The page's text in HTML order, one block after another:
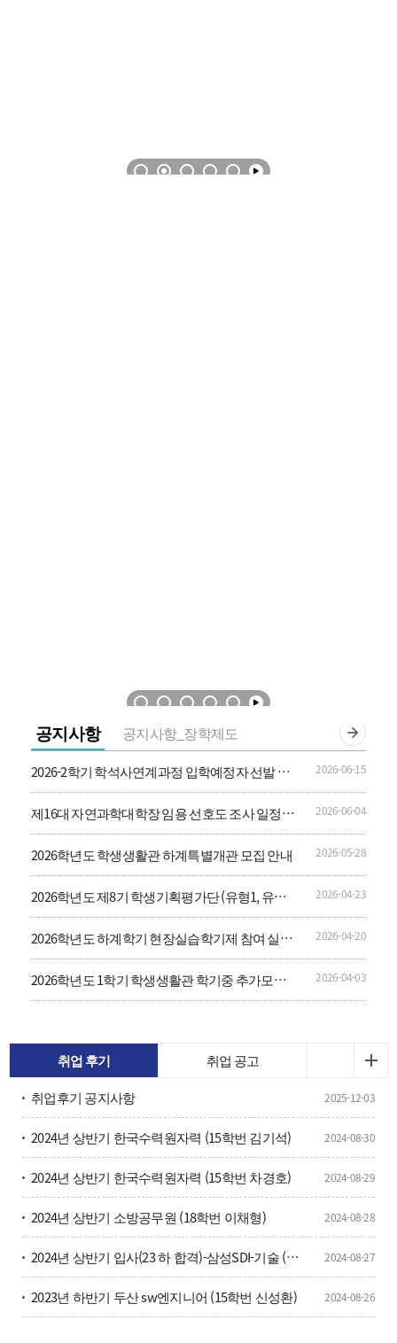
공지사항 공지사항_장학제도
2026-2학기 학석사연계과정 입학예정자 선발 안
내
2026-06-15
제16대 자연과학대학장 임용 선호도 조사 일정
공고
2026-06-04
2026학년도 학생생활관 하계특별개관 모집 안내 2026-05-28
2026학년도 제8기 학생기획평가단 (유형1, 유형
2) 모집 안내
2026-04-23
2026학년도 하계학기 현장실습학기제 참여 실습
생 모집 안내
2026-04-20
2026학년도 1학기 학생생활관 학기중 추가모집
(2차) 안내
2026-04-03
취업 후기
취업 공고
취업후기 공지사항
2025-12-03
2024년 상반기 한국수력원자력 (15학번 김기석) 2024-08-30
2024년 상반기 한국수력원자력 (15학번 차경호) 2024-08-29
2024년 상반기 소방공무원 (18학번 이채형) 2024-08-28
2024년 상반기 입사(23 하 합격)-삼성SDI-기술 (18학번 김민경) 2024-08-27
2023년 하반기 두산 sw엔지니어 (15학번 신성환) 2024-08-26